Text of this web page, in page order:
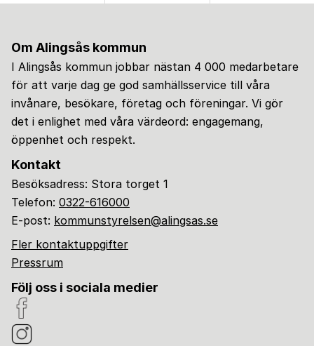
Om Alingsås kommun
I Alingsås kommun jobbar nästan 4 000 medarbetare
för att varje dag ge god samhällsservice till våra
invånare, besökare, företag och föreningar. Vi gör
det i enlighet med våra värdeord: engagemang,
öppenhet och respekt.
Kontakt
Besöksadress: Stora torget 1
Telefon: 0322-616000
E-post: kommunstyrelsen@alingsas.se
Fler kontaktuppgifter
Pressrum
Följ oss i sociala medier